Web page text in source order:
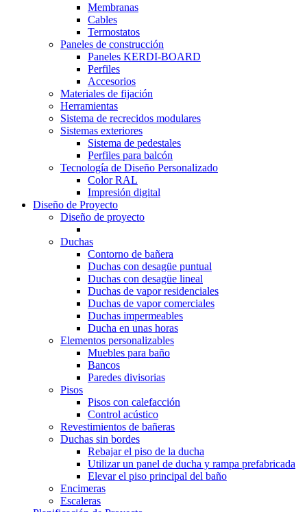
Membranas
Cables
Termostatos
Paneles de construcción
Paneles KERDI-BOARD
Perfiles
Accesorios
Materiales de fijación
Herramientas
Sistema de recrecidos modulares
Sistemas exteriores
Sistema de pedestales
Perfiles para balcón
Tecnología de Diseño Personalizado
Color RAL
Impresión digital
Diseño de Proyecto
Diseño de proyecto
Duchas
Contorno de bañera
Duchas con desagüe puntual
Duchas con desagüe lineal
Duchas de vapor residenciales
Duchas de vapor comerciales
Duchas impermeables
Ducha en unas horas
Elementos personalizables
Muebles para baño
Bancos
Paredes divisorias
Pisos
Pisos con calefacción
Control acústico
Revestimientos de bañeras
Duchas sin bordes
Rebajar el piso de la ducha
Utilizar un panel de ducha y rampa prefabricada
Elevar el piso principal del baño
Encimeras
Escaleras